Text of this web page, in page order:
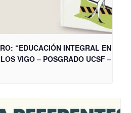
“EDUCACIÓN INTEGRAL EN
VIGO – POSGRADO UCSF –